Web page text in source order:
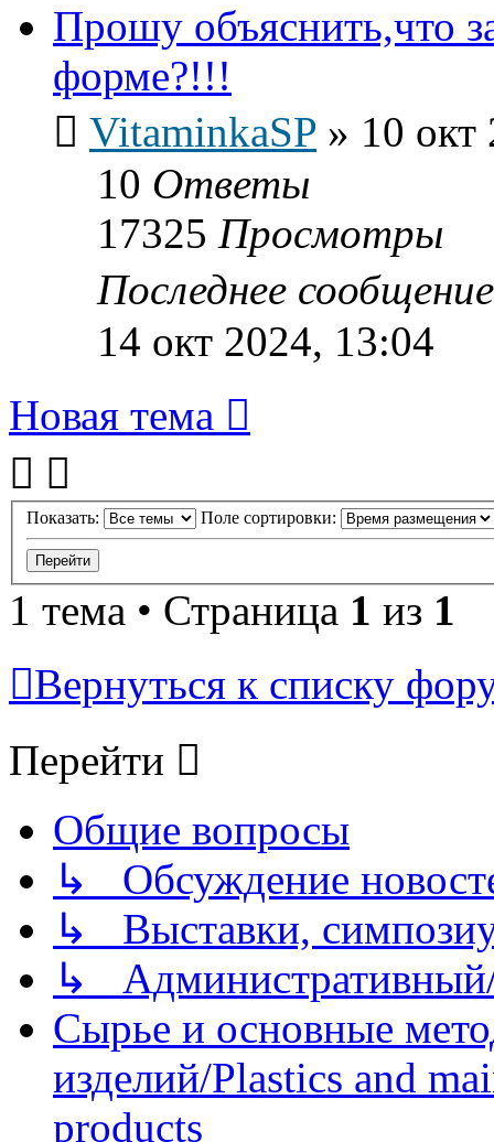
Прошу объяснить,что
форме?!!!
VitaminkaSP » 10 окт
10 Ответы
17325 Просмотры
Последнее
14 окт 2024, 13:04
Новая тема
Показать: Поле сортировки:
1 тема • Страница 1 из 1
Вернуться к списку
Перейти
Общие вопросы
↳ Обсуждение
↳ Выставки,
↳
Сырье и основные
изделий/Plastics and
products